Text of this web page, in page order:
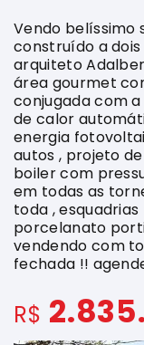
Vendo belíssimo
construído a
arquiteto
área gourmet
conjugada com
de calor
energia
autos , projeto
boiler com
em todas as
toda ,
porcelanato
vendendo com
fechada !!
R$